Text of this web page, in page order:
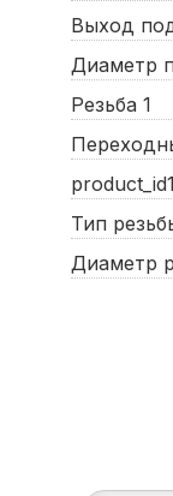
Выход
Диаметр
Резьба 1
Тип
Диаметр